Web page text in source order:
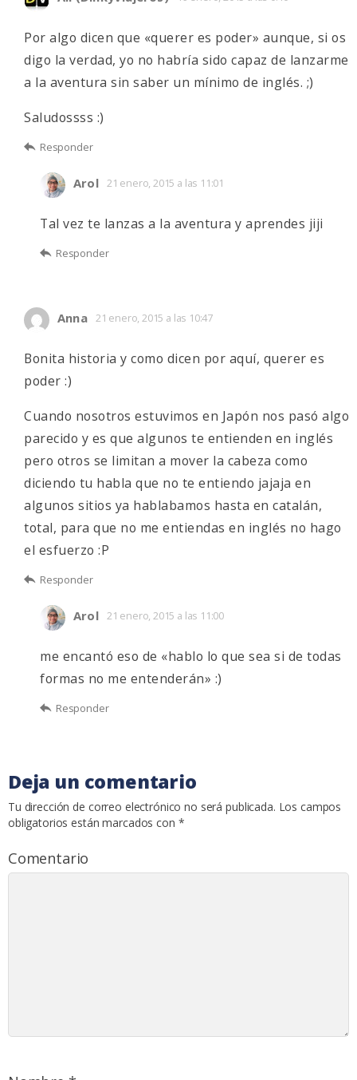
Por algo dicen que «querer es poder» aunque, si os
digo la verdad, yo no habría sido capaz de lanzarme
a la aventura sin saber un mínimo de inglés. ;)
Saludossss :)
Responder
Arol 21 enero, 2015 a las 11:01
Tal vez te lanzas a la aventura y aprendes jiji
Responder
Anna 21 enero, 2015 a las 10:47
Bonita historia y como dicen por aquí, querer es
poder :)
Cuando nosotros estuvimos en Japón nos pasó algo
parecido y es que algunos te entienden en inglés
pero otros se limitan a mover la cabeza como
diciendo tu habla que no te entiendo jajaja en
algunos sitios ya hablabamos hasta en catalán,
total, para que no me entiendas en inglés no hago
el esfuerzo :P
Responder
Arol 21 enero, 2015 a las 11:00
me encantó eso de «hablo lo que sea si de todas
formas no me entenderán» :)
Responder
Deja un comentario
Tu dirección de correo electrónico no será publicada. Los campos
obligatorios están marcados con *
Comentario